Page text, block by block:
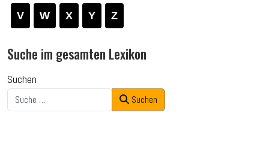
V W X Y Z
Suche im gesamten Lexikon
Suchen
Suchen